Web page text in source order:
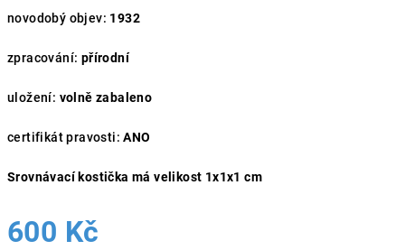
novodobý objev: 1932
zpracování: přírodní
uložení: volně zabaleno
certifikát pravosti: ANO
Srovnávací kostička má velikost 1x1x1 cm
600 Kč